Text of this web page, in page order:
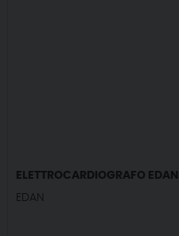
ELETTROCARDIOGRAFO
EDAN